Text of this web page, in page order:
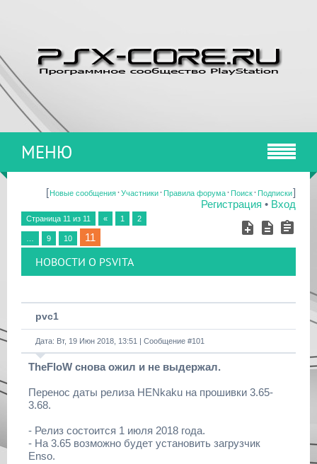
МЕНЮ
[Новые сообщения·Участники·Правила форума·Поиск·Подписки]
Регистрация • Вход
Страница 11 из 11 « 1 2
9 10 11
НОВОСТИ О PSVITA
pvc1
Дата: Вт, 19 Июн 2018, 13:51 | Сообщение #101
TheFloW снова ожил и не выдержал.
Перенос даты релиза HENkaku на прошивки 3.65-
3.68.
- Релиз состоится 1 июля 2018 года.
- На 3.65 возможно будет установить загрузчик
Enso.